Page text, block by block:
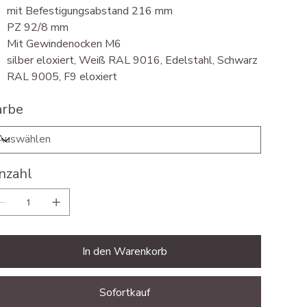
mit Befestigungsabstand 216 mm
PZ 92/8 mm
Mit Gewindenocken M6
silber eloxiert, Weiß RAL 9016, Edelstahl, Schwarz
RAL 9005, F9 eloxiert
In den Warenkorb
Sofortkauf